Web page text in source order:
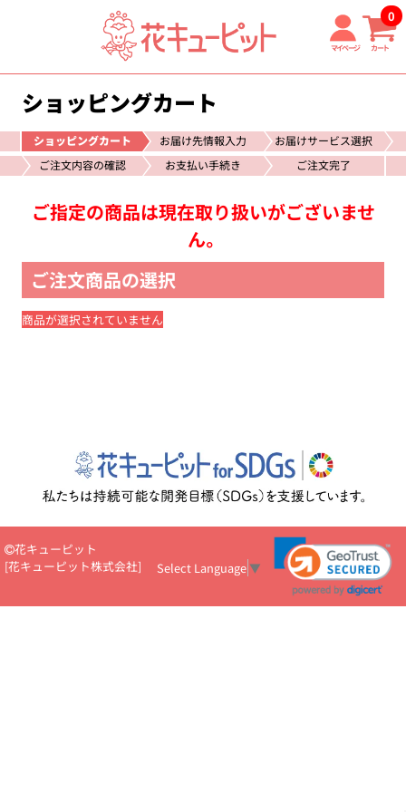
マイページ カート
0
ショッピングカート
ショッピングカート お届け先情報入力
お届けサービス選択
ご注文内容の確認
お支払い手続き ご注文完了
ご指定の商品は現在取り扱いがございませ
ん。
ご注文商品の選択
商品が選択されていません
花キューピット
[花キューピット株式会社] Select Language▼